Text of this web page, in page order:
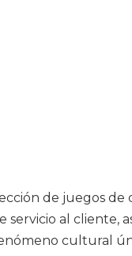
de juegos de
al cliente,
cultural